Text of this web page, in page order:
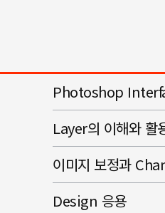
Photoshop
Layer의 이해와 활
이미지 보정과
Design 응용